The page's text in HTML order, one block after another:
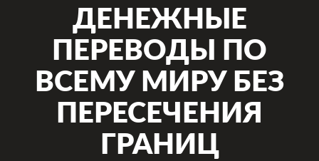
AML и KYC
О НАС
О Step by Step
Правила сервиса
ДЕНЕЖНЫЕ
ПЕРЕВОДЫ ПО
ВСЕМУ МИРУ БЕЗ
ПЕРЕСЕЧЕНИЯ
ГРАНИЦ